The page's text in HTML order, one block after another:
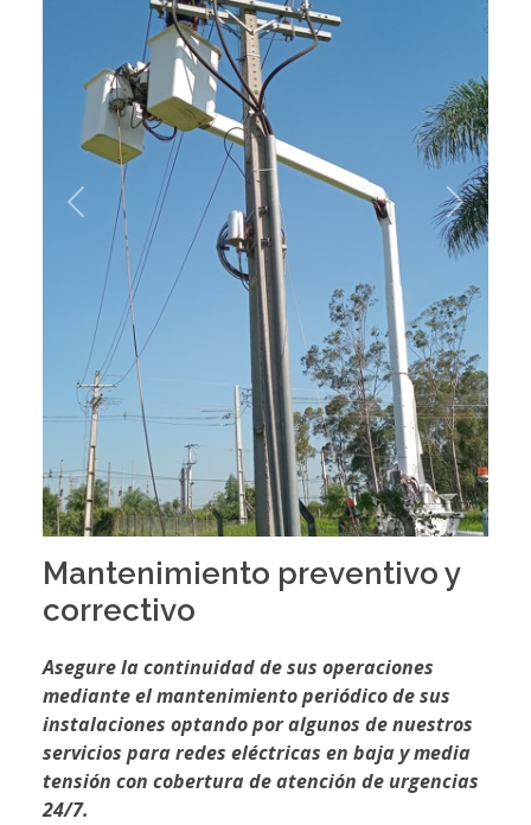
Mantenimiento preventivo y
correctivo
Asegure la continuidad de sus operaciones
mediante el mantenimiento periódico de sus
instalaciones optando por algunos de nuestros
servicios para redes eléctricas en baja y media
tensión con cobertura de atención de urgencias
24/7.
Previous Next